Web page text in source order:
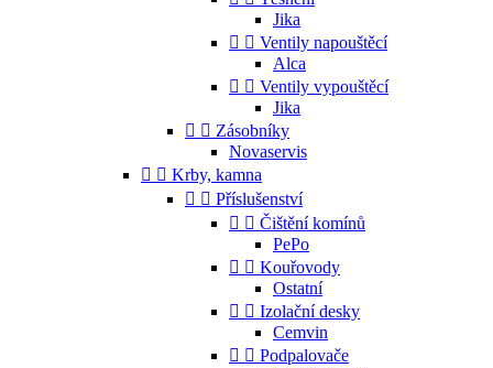
Jika
  Ventily napouštěcí
Alca
  Ventily vypouštěcí
Jika
  Zásobníky
Novaservis
  Krby, kamna
  Příslušenství
  Čištění komínů
PePo
  Kouřovody
Ostatní
  Izolační desky
Cemvin
  Podpalovače